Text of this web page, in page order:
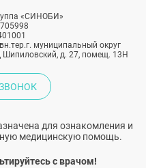
«СИНОБИ»
муниципальный округ
Шипиловский, д. 27, помещ. 13Н
для ознакомления и
медицинскую помощь.
с врачом!